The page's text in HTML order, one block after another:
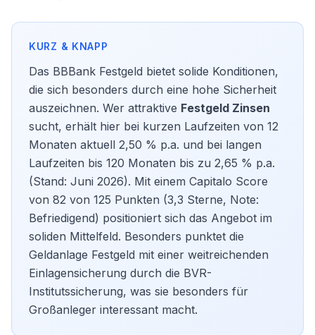
Das BBBank Festgeld bietet solide Konditionen,
die sich besonders durch eine hohe Sicherheit
auszeichnen. Wer attraktive Festgeld Zinsen
sucht, erhält hier bei kurzen Laufzeiten von 12
Monaten aktuell 2,50 % p.a. und bei langen
Laufzeiten bis 120 Monaten bis zu 2,65 % p.a.
(Stand: Juni 2026). Mit einem Capitalo Score
von 82 von 125 Punkten (3,3 Sterne, Note:
Befriedigend) positioniert sich das Angebot im
soliden Mittelfeld. Besonders punktet die
Geldanlage Festgeld mit einer weitreichenden
Einlagensicherung durch die BVR-
Institutssicherung, was sie besonders für
Großanleger interessant macht.